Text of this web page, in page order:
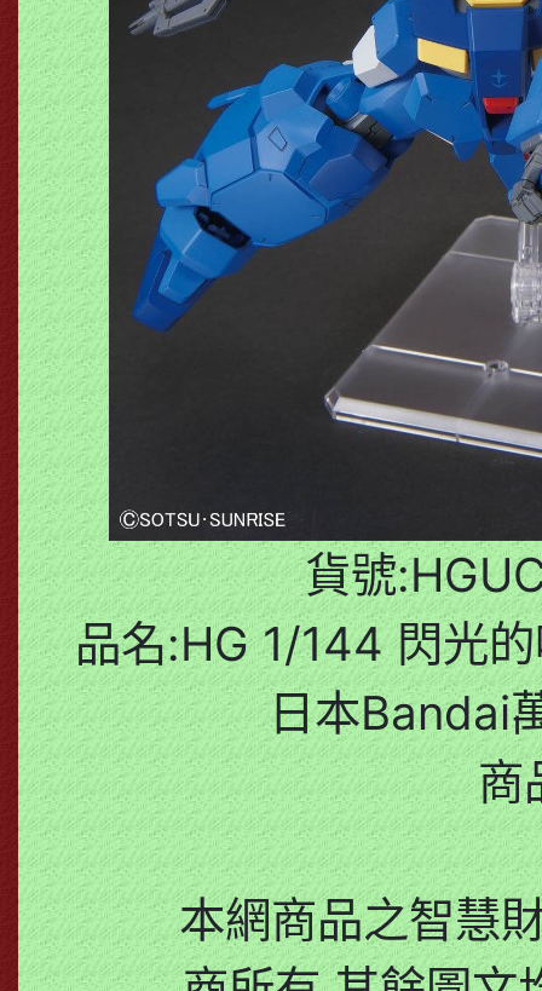
貨號
品名:HG 1/144 閃光
日本Bandai
商
本網商品之智慧